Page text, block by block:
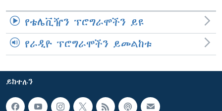
የቴሌቪዥን ፕሮግራሞችን ይዩ
የራዲዮ ፕሮግራሞችን ይመልከቱ
ይከተሉን